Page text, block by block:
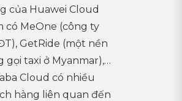
của Huawei Cloud
có MeOne (công ty
GetRide (một nền
gọi taxi ở Myanmar),…
Cloud có nhiều
hàng liên quan đến